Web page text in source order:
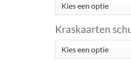
Kraskaarten